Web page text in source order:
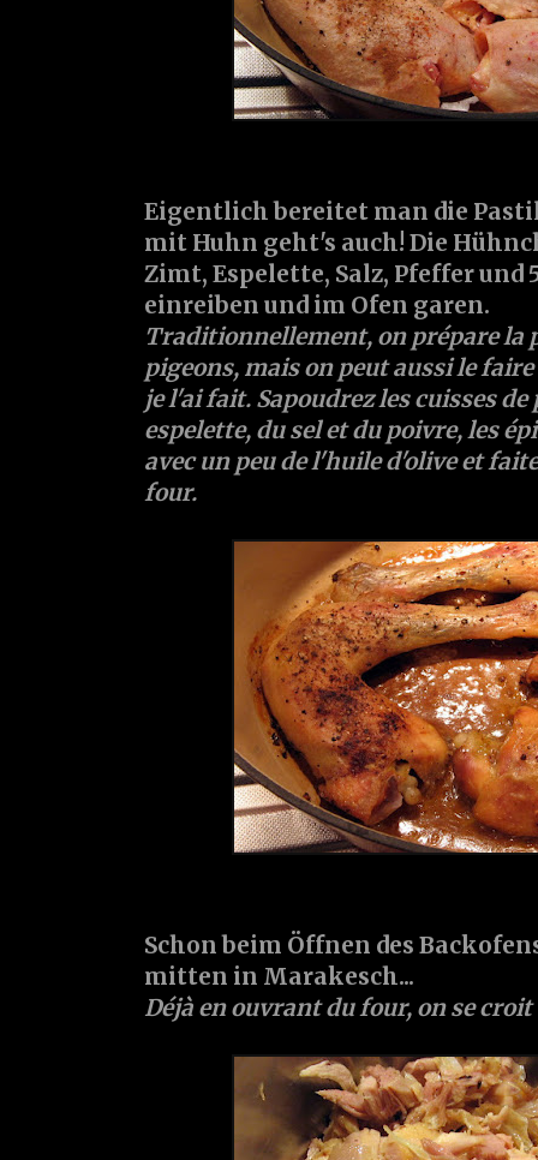
Eigentlich bereitet man die
mit Huhn geht's auch! Die
Zimt, Espelette, Salz, Pfeffer und
einreiben und im Ofen garen.
Traditionnellement, on prépare la
pigeons, mais on peut aussi le
je l'ai fait. Sapoudrez les cuisses
espelette, du sel et du poivre, les
avec un peu de l'huile d'olive et
four.
Schon beim Öffnen des
mitten in Marakesch...
Déjà en ouvrant du four, on se